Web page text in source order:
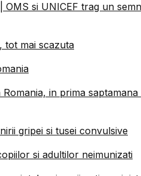
si UNICEF trag un
tot mai scazuta
in prima saptamana
gripei si tusei convulsive
si adultilor neimunizati